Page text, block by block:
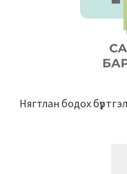
Нягтлан бодох